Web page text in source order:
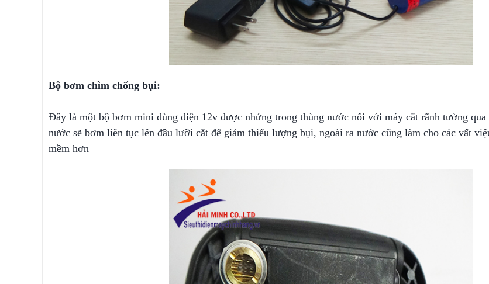
Bộ bơm chìm chống bụi:
Đây là một bộ bơm mini dùng điện 12v được nhứng trong thùng nước nối với máy cắt rãnh tường
nước sẽ bơm liên tục lên đầu lưỡi cắt để giảm thiểu lượng bụi, ngoài ra nước cũng làm cho các vất
mềm hơn